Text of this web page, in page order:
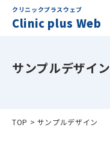
クリニックプラスウェブ
Clinic plus Web
サンプルデザイン
TOP > サンプルデザイン